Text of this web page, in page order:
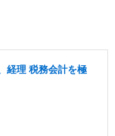
経理 税務会計を極